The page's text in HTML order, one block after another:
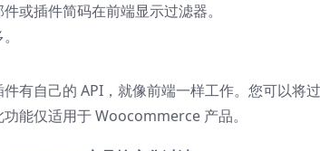
或插件简码在前端显示过滤器。
件有自己的 API，就像前端一样工作。您可以将
能仅适用于 Woocommerce 产品。